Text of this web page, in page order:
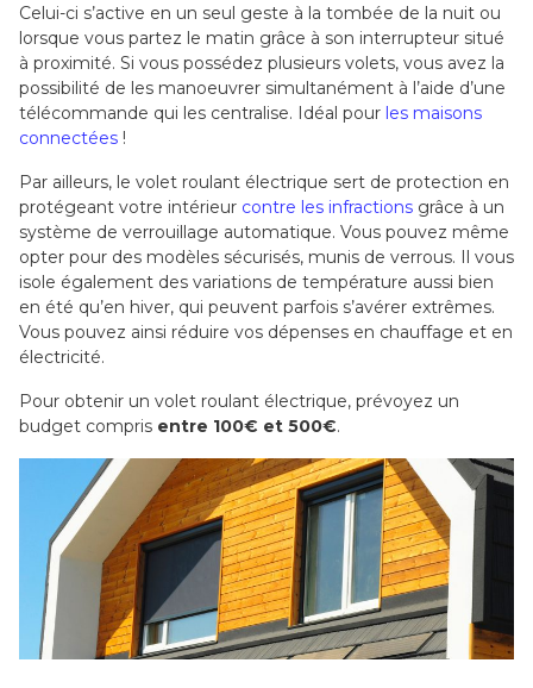
Celui-ci s’active en un seul geste à la tombée de la nuit ou
lorsque vous partez le matin grâce à son interrupteur situé
à proximité. Si vous possédez plusieurs volets, vous avez la
possibilité de les manoeuvrer simultanément à l’aide d’une
télécommande qui les centralise. Idéal pour les maisons
connectées !
Par ailleurs, le volet roulant électrique sert de protection en
protégeant votre intérieur contre les infractions grâce à un
système de verrouillage automatique. Vous pouvez même
opter pour des modèles sécurisés, munis de verrous. Il vous
isole également des variations de température aussi bien
en été qu’en hiver, qui peuvent parfois s’avérer extrêmes.
Vous pouvez ainsi réduire vos dépenses en chauffage et en
électricité.
Pour obtenir un volet roulant électrique, prévoyez un
budget compris entre 100€ et 500€.